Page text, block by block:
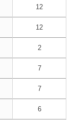
12
12
2
7
7
6